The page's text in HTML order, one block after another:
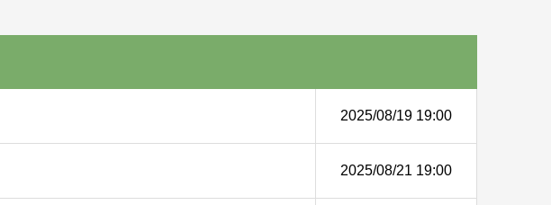
2025/08/19 19:00
2025/08/21 19:00